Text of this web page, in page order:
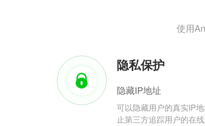
使用
隐私保护
隐藏IP地址
可以隐藏用户的真实IP
止第三方追踪用户的在线